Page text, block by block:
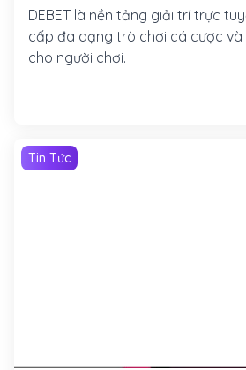
DEBET là nền tảng giải trí trực
cấp đa dạng trò chơi cá cược và
cho người chơi.
Tin Tức